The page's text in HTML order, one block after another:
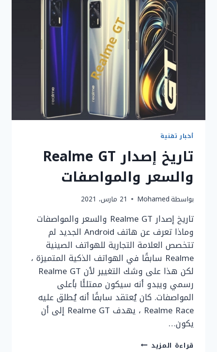
جميع
التسريبات
حول
الهاتف
أخبار تقنية
تاريخ إصدار Realme GT
والسعر والمواصفات
بواسطةMohamed 21 مارس، 2021
تاريخ إصدار Realme GT والسعر والمواصفات
وماذا تعرف عن هاتف Android الجديد لم
تتخصص العلامة التجارية للهواتف الصينية
Realme سابقًا في الهواتف الذكية المتميزة ،
لكن هذا على وشك التغيير لأن Realme GT
رسمي ويبدو أنه سيكون ممتلئًا بأعلى
المواصفات. كان يُعتقد سابقًا أنه يُطلق عليه
Realme Race ، يهدف Realme GT إلى أن
يكون…
قراءة المزيد تاريخ